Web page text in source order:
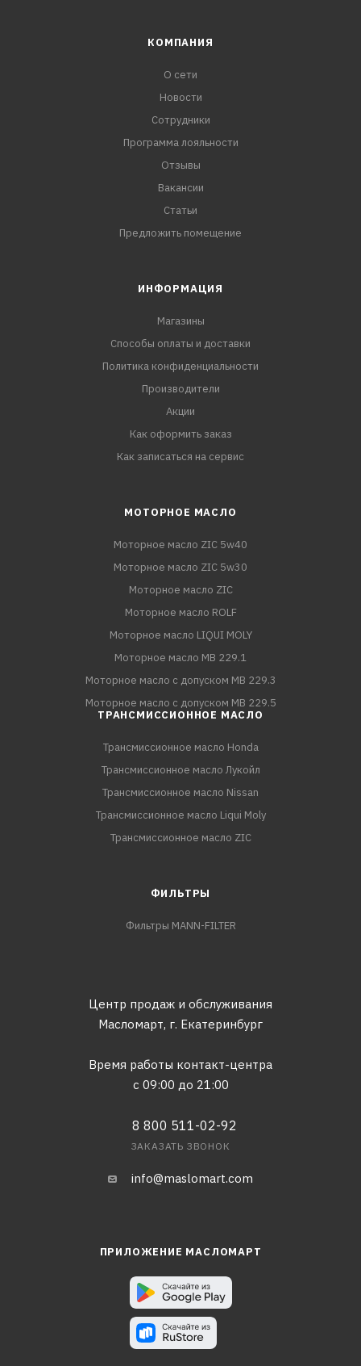
КОМПАНИЯ
О сети
Новости
Сотрудники
Программа лояльности
Отзывы
Вакансии
Статьи
Предложить помещение
ИНФОРМАЦИЯ
Магазины
Способы оплаты и доставки
Политика конфиденциальности
Производители
Акции
Как оформить заказ
Как записаться на сервис
МОТОРНОЕ МАСЛО
Моторное масло ZIC 5w40
Моторное масло ZIC 5w30
Моторное масло ZIC
Моторное масло ROLF
Моторное масло LIQUI MOLY
Моторное масло MB 229.1
Моторное масло с допуском MB 229.3
Моторное масло с допуском MB 229.5
ТРАНСМИССИОННОЕ МАСЛО
Трансмиссионное масло Honda
Трансмиссионное масло Лукойл
Трансмиссионное масло Nissan
Трансмиссионное масло Liqui Moly
Трансмиссионное масло ZIC
ФИЛЬТРЫ
Фильтры MANN-FILTER
Центр продаж и обслуживания
Масломарт, г. Екатеринбург
Время работы контакт-центра
с 09:00 до 21:00
8 800 511-02-92
ЗАКАЗАТЬ ЗВОНОК
info@maslomart.com
ПРИЛОЖЕНИЕ МАСЛОМАРТ